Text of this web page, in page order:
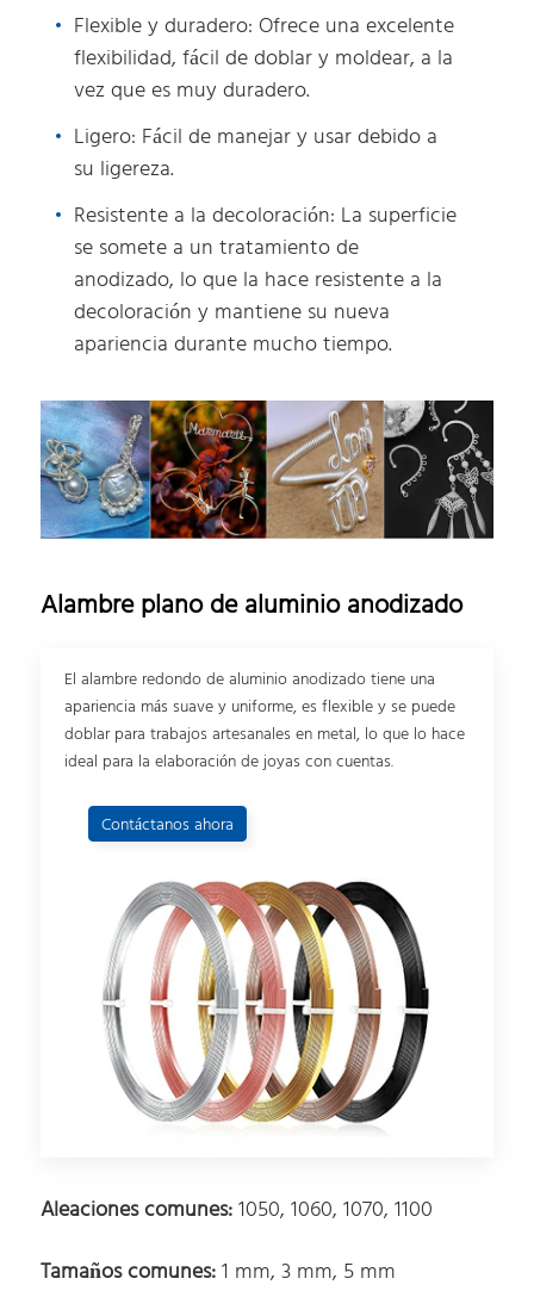
Flexible y duradero: Ofrece una excelente
flexibilidad, fácil de doblar y moldear, a la
vez que es muy duradero.
Ligero: Fácil de manejar y usar debido a
su ligereza.
Resistente a la decoloración: La superficie
se somete a un tratamiento de
anodizado, lo que la hace resistente a la
decoloración y mantiene su nueva
apariencia durante mucho tiempo.
Alambre plano de aluminio anodizado
El alambre redondo de aluminio anodizado tiene una
apariencia más suave y uniforme, es flexible y se puede
doblar para trabajos artesanales en metal, lo que lo hace
ideal para la elaboración de joyas con cuentas.
Contáctanos ahora
Aleaciones comunes:1050, 1060, 1070, 1100
Tamaños comunes:1 mm, 3 mm, 5 mm